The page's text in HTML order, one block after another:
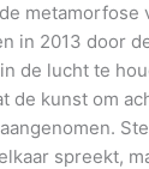
metamorfose
in 2013 door
de lucht te
de kunst om
spreekt,